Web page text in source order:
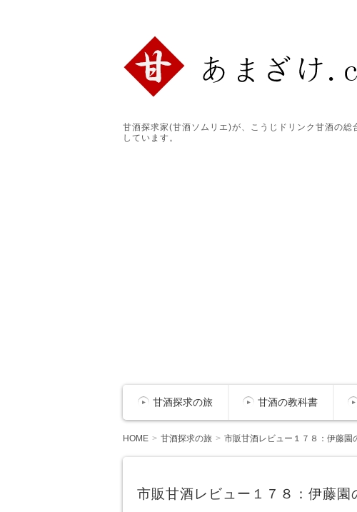
甘酒探求家(甘酒ソムリエ)が、こうじドリンク甘酒の
しています。
甘酒探求の旅 甘酒の教科書
HOME 甘酒探求の旅 市販甘酒レビュー１７８：伊藤園
市販甘酒レビュー１７８：伊藤園